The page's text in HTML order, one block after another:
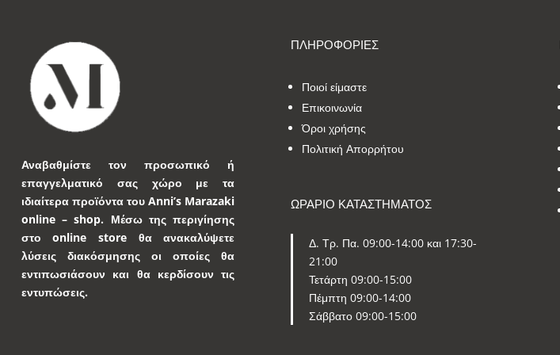
Αναβαθμίστε τον προσωπικό ή
επαγγελματικό σας χώρο με τα
ιδιαίτερα προϊόντα του Anni’s Marazaki
online – shop. Μέσω της περιγίησης
στο online store θα ανακαλύψετε
λύσεις διακόσμησης οι οποίες θα
εντιπωσιάσουν και θα κερδίσουν τις
εντυπώσεις.
ΠΛΗΡΟΦΟΡΙΕΣ
Ποιοί είμαστε
Επικοινωνία
Όροι χρήσης
Πολιτική Απορρήτου
ΩΡΑΡΙΟ ΚΑΤΑΣΤΗΜΑΤΟΣ
Δ. Τρ. Πα. 09:00-14:00 και 17:30-
21:00
Τετάρτη 09:00-15:00
Πέμπτη 09:00-14:00
Σάββατο 09:00-15:00